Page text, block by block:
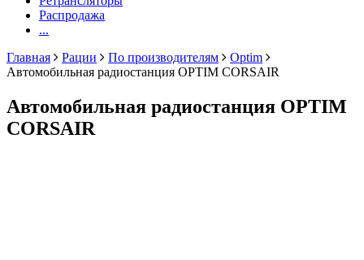
Распродажа
...
Главная
Рации По производителям
Optim
Автомобильная радиостанция OPTIM CORSAIR
Автомобильная радиостанция OPTIM
CORSAIR